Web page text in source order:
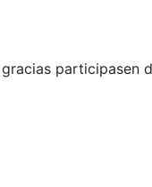
participasen